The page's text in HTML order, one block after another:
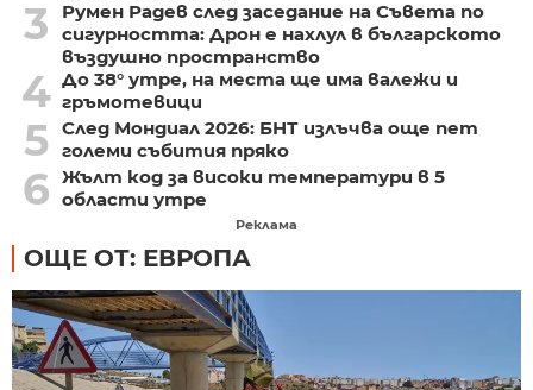
3
Румен Радев след заседание на Съвета по
сигурността: Дрон е нахлул в българското
въздушно пространство
4 До 38° утре, на места ще има валежи и
гръмотевици
5 След Мондиал 2026: БНТ излъчва още пет
големи събития пряко
6 Жълт код за високи температури в 5
области утре
Реклама
ОЩЕ ОТ: ЕВРОПА